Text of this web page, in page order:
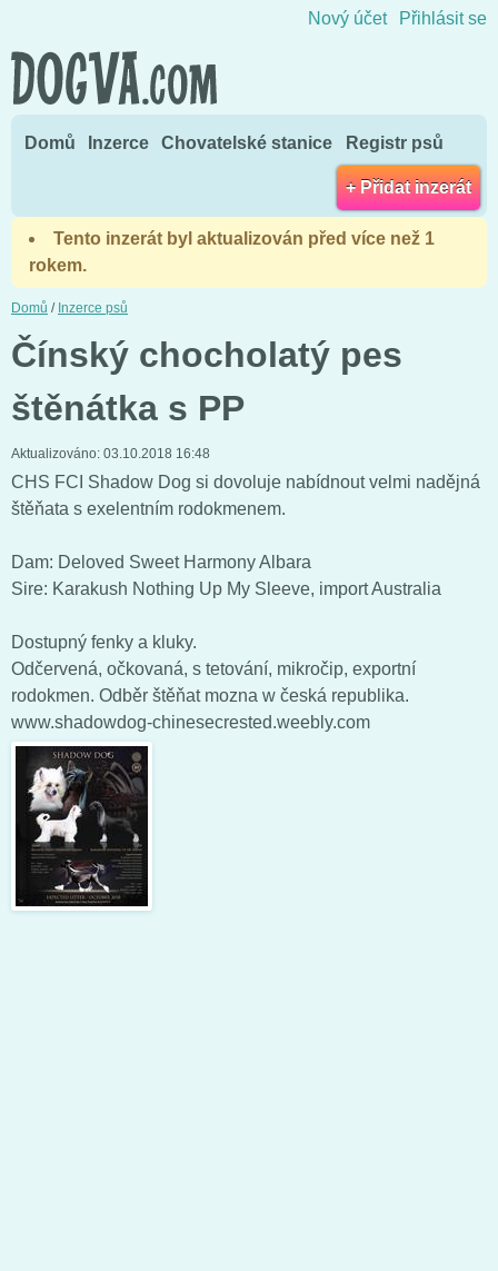
Nový účet Přihlásit se
Domů Inzerce Chovatelské stanice Registr psů
+ Přidat inzerát
Tento inzerát byl aktualizován před více než 1
rokem.
Domů / Inzerce psů
Čínský chocholatý pes
štěnátka s PP
Aktualizováno: 03.10.2018 16:48
CHS FCI Shadow Dog si dovoluje nabídnout velmi nadějná
štěňata s exelentním rodokmenem.
Dam: Deloved Sweet Harmony Albara
Sire: Karakush Nothing Up My Sleeve, import Australia
Dostupný fenky a kluky.
Odčervená, očkovaná, s tetování, mikročip, exportní
rodokmen. Odběr štěňat mozna w česká republika.
www.shadowdog-chinesecrested.weebly.com